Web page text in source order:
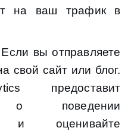
на ваш трафик в
вы отправляете
свой сайт или блог.
предоставит
о поведении
и оценивайте